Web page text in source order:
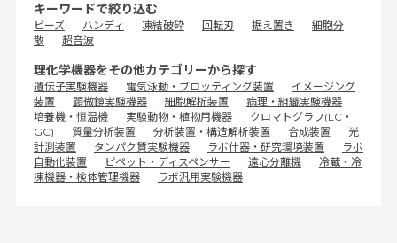
キーワードで絞り込む
ビーズ ハンディ 凍結破砕 回転刃 据え置き
細胞分
散
超音波
理化学機器をその他カテゴリーから探す
遺伝子実験機器 電気泳動・ブロッティング装置
イメージング
装置
顕微鏡実験機器 細胞解析装置
病理・組織実験機器
培養機・恒温機
実験動物・植物用機器
クロマトグラフ(LC・
GC)
質量分析装置 分析装置・構造解析装置 合成装置
光
計測装置
タンパク質実験機器 ラボ什器・研究環境装置
ラボ
自動化装置
ピペット・ディスペンサー 遠心分離機
冷蔵・冷
凍機器・検体管理機器
ラボ汎用実験機器